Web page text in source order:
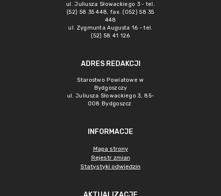
ul. Juliusza Słowackiego 3 - tel.
(52) 58 35 448, fax. (052) 58 35
448
ul. Zygmunta Augusta 16 - tel.
(52) 58 41 126
ADRES REDAKCJI
Starostwo Powiatowe w
Bydgoszczy
ul. Juliusza Słowackiego 3, 85-
008 Bydgoszcz
INFORMACJE
Mapa strony
Rejestr zmian
Statystyki odwiedzin